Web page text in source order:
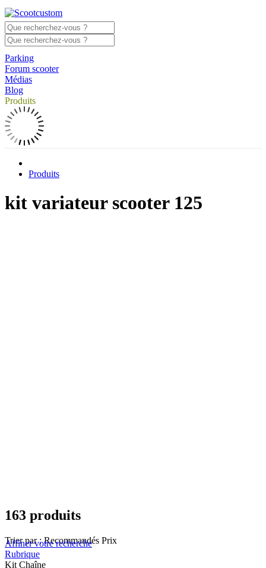
Parking
Forum scooter
Médias
Blog
Produits
Produits
kit variateur scooter 125
163 produits
Trier par : Recommandés Prix
Affiner votre recherche
Rubrique
Kit Chaîne